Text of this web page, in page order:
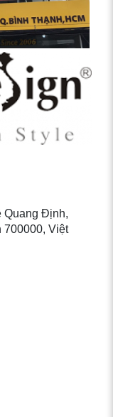
Quang Định,
700000, Việt